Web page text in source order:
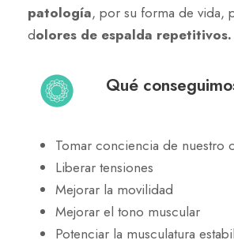
patología, por su forma de vida,
dolores de espalda repetitivos.
Qué
Tomar conciencia de nuestro
Liberar tensiones
Mejorar la movilidad
Mejorar el tono muscular
Potenciar la musculatura